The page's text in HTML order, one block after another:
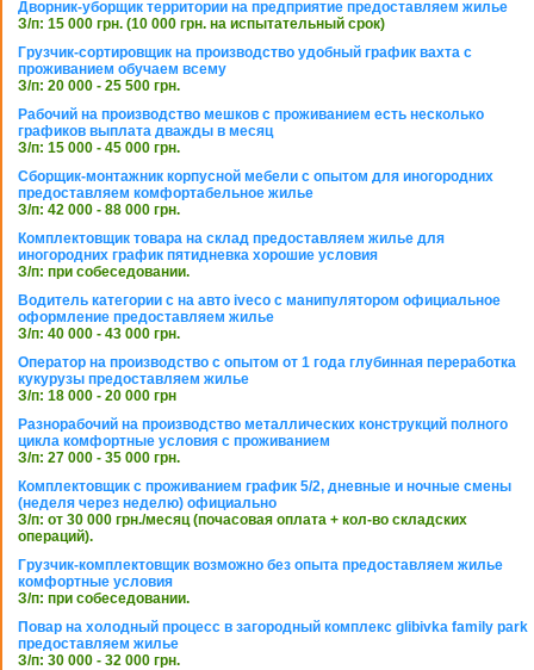
Дворник-уборщик территории на предприятие предоставляем жилье
З/п: 15 000 грн. (10 000 грн. на испытательный срок)
Грузчик-сортировщик на производство удобный график вахта с
проживанием обучаем всему
З/п: 20 000 - 25 500 грн.
Рабочий на производство мешков с проживанием есть несколько
графиков выплата дважды в месяц
З/п: 15 000 - 45 000 грн.
Сборщик-монтажник корпусной мебели с опытом для иногородних
предоставляем комфортабельное жилье
З/п: 42 000 - 88 000 грн.
Комплектовщик товара на склад предоставляем жилье для
иногородних график пятидневка хорошие условия
З/п: при собеседовании.
Водитель категории с на авто iveco с манипулятором официальное
оформление предоставляем жилье
З/п: 40 000 - 43 000 грн.
Оператор на производство с опытом от 1 года глубинная переработка
кукурузы предоставляем жилье
З/п: 18 000 - 20 000 грн
Разнорабочий на производство металлических конструкций полного
цикла комфортные условия с проживанием
З/п: 27 000 - 35 000 грн.
Комплектовщик с проживанием график 5/2, дневные и ночные смены
(неделя через неделю) официально
З/п: от 30 000 грн./месяц (почасовая оплата + кол-во складских
операций).
Грузчик-комплектовщик возможно без опыта предоставляем жилье
комфортные условия
З/п: при собеседовании.
Повар на холодный процесс в загородный комплекс glibivka family park
предоставляем жилье
З/п: 30 000 - 32 000 грн.